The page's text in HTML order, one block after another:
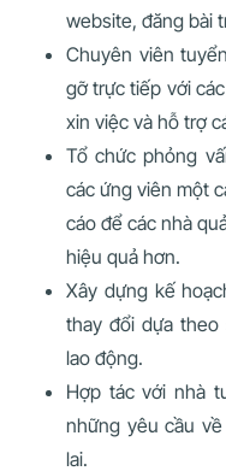
website, đăng bài
Chuyên viên
gỡ trực tiếp với
xin việc và hỗ trợ
Tổ chức phỏng
các ứng viên một
cáo để các nhà
hiệu quả hơn.
Xây dựng kế
thay đổi dựa
lao động.
Hợp tác với nhà
những yêu cầu
lai.